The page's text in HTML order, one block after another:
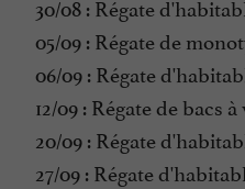
30/08 : Régate
05/09 : Régate de
06/09 : Régate
12/09 : Régate de bacs
20/09 : Régate
27/09 : Régate